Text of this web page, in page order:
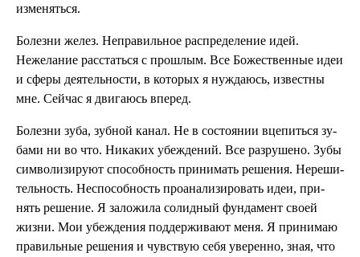
изменяться.
Болезни желез. Неправильное распределение идей.
Нежелание расстаться с прошлым. Все Божественные идеи
и сферы деятельности, в ко­торых я нуждаюсь, известны
мне. Сейчас я двигаюсь впе­ред.
Болезни зуба, зуб­ной канал. Не в состоянии вцепиться зу­
бами ни во что. Никаких убеж­дений. Все разрушено. Зубы
символизируют способность принимать решения. Нереши­
тельность. Неспособность проанализировать идеи, при­
нять решение. Я заложила солидный фун­дамент своей
жизни. Мои убеждения поддерживают меня. Я принимаю
правиль­ные решения и чувствую се­бя уверенно, зная, что